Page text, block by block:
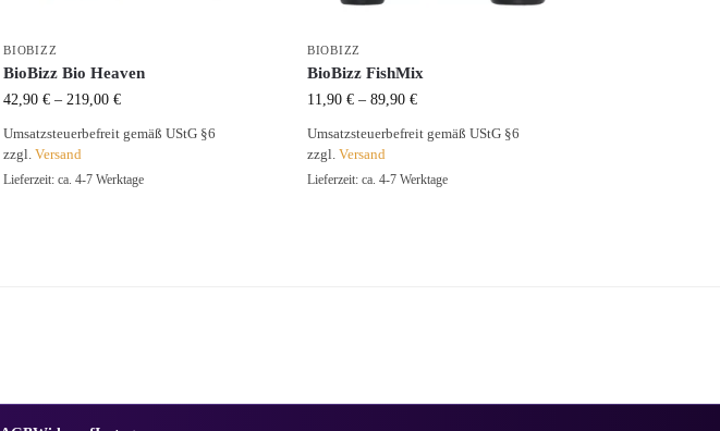
BIOBIZZ
BioBizz Bio Heaven
42,90€ – 219,00€
Umsatzsteuerbefreit gemäß UStG §6
zzgl.Versand
Lieferzeit: ca. 4-7 Werktage
BIOBIZZ
BioBizz FishMix
11,90€ –89,90€
Umsatzsteuerbefreit gemäß UStG §6
zzgl.Versand
Lieferzeit: ca. 4-7 Werktage